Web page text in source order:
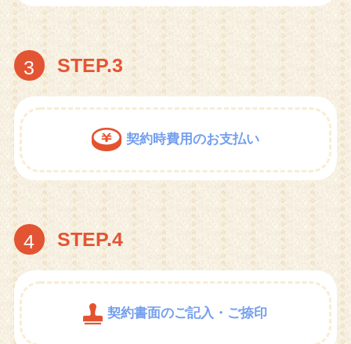
3 STEP.3
契約時費用のお支払い
4 STEP.4
契約書面のご記入・ご捺印